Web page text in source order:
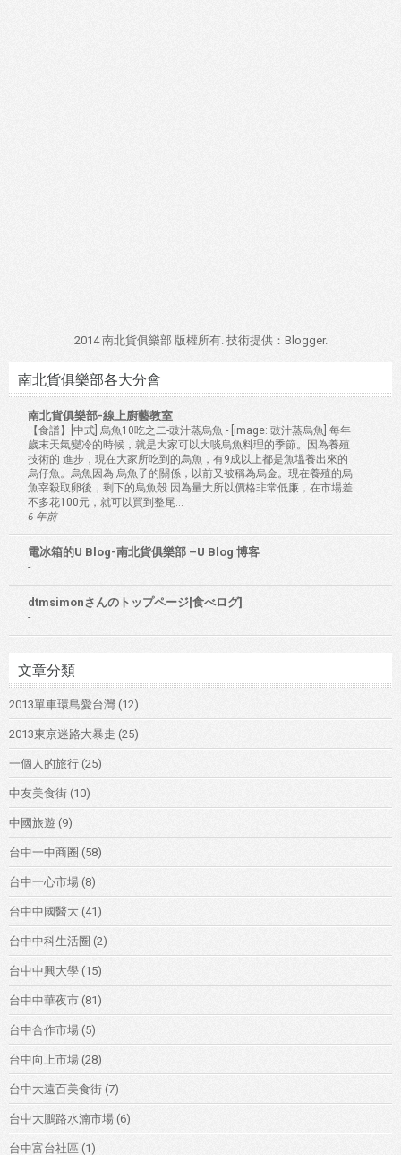
2014 南北貨俱樂部 版權所有. 技術提供： Blogger.
南北貨俱樂部各大分會
南北貨俱樂部-線上廚藝教室
【食譜】[中式] 烏魚10吃之二-豉汁蒸烏魚 - [image: 豉汁蒸烏魚] 每年
歲末天氣變冷的時候，就是大家可以大啖烏魚料理的季節。因為養殖
技術的 進步，現在大家所吃到的烏魚，有9成以上都是魚塭養出來的
烏仔魚。烏魚因為 烏魚子的關係，以前又被稱為烏金。現在養殖的烏
魚宰殺取卵後，剩下的烏魚殼 因為量大所以價格非常低廉，在市場差
不多花100元，就可以買到整尾...
6 年前
電冰箱的U Blog-南北貨俱樂部 –U Blog 博客
-
dtmsimonさんのトップページ[食べログ]
-
文章分類
2013單車環島愛台灣 (12)
2013東京迷路大暴走 (25)
一個人的旅行 (25)
中友美食街 (10)
中國旅遊 (9)
台中一中商圈 (58)
台中一心市場 (8)
台中中國醫大 (41)
台中中科生活圈 (2)
台中中興大學 (15)
台中中華夜市 (81)
台中合作市場 (5)
台中向上市場 (28)
台中大遠百美食街 (7)
台中大鵬路水湳市場 (6)
台中富台社區 (1)